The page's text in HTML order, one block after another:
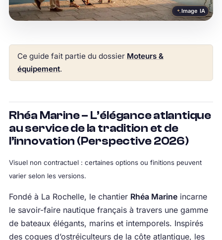
Image IA
Ce guide fait partie du dossier Moteurs &
équipement.
Rhéa Marine – L’élégance atlantique
au service de la tradition et de
l’innovation (Perspective 2026)
Visuel non contractuel : certaines options ou finitions peuvent
varier selon les versions.
Fondé à La Rochelle, le chantier Rhéa Marineincarne
le savoir-faire nautique français à travers une gamme
de bateaux élégants, marins et intemporels. Inspirés
des coques d’ostréiculteurs de la côte atlantique, les